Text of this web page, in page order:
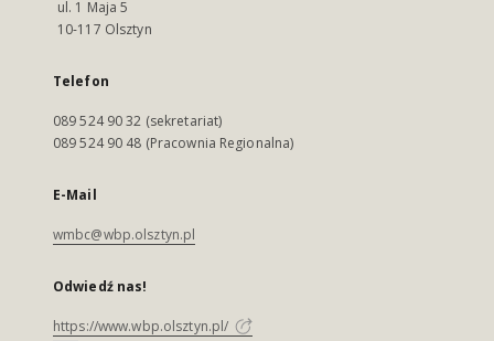
ul. 1 Maja 5
10-117 Olsztyn
Telefon
089 524 90 32 (sekretariat)
089 524 90 48 (Pracownia Regionalna)
E-Mail
wmbc@wbp.olsztyn.pl
Odwiedź nas!
https://www.wbp.olsztyn.pl/